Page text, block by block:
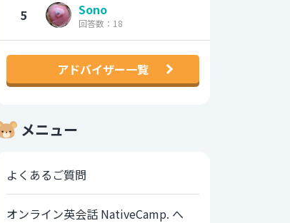
5 Sono
回答数：18
アドバイザー一覧
メニュー
よくあるご質問
オンライン英会話 NativeCamp. へ